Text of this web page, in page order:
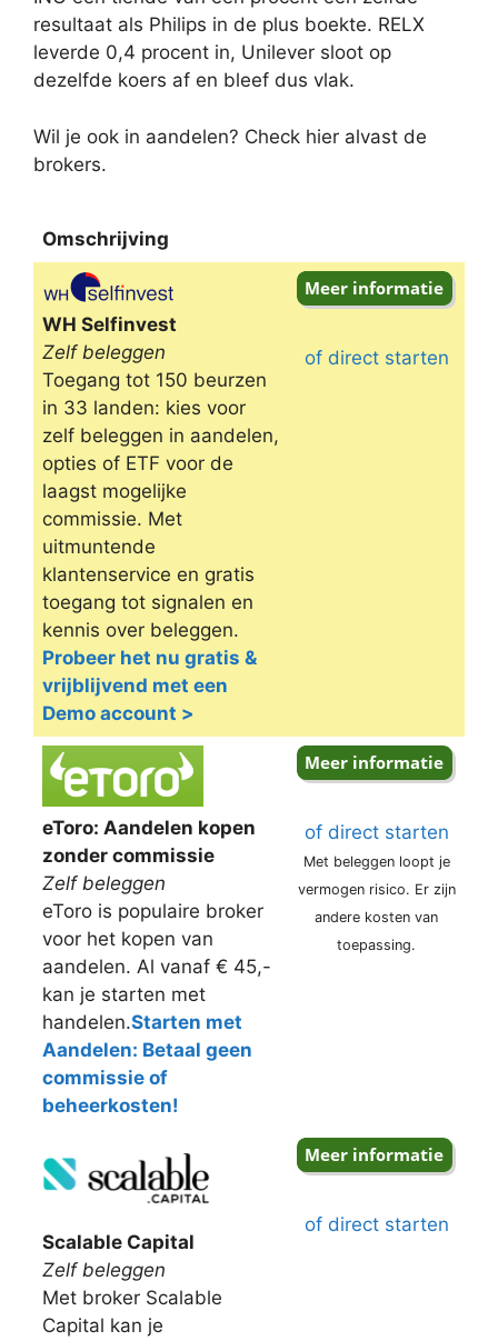
resultaat als Philips in de plus boekte. RELX
leverde 0,4 procent in, Unilever sloot op
dezelfde koers af en bleef dus vlak.
Wil je ook in aandelen? Check hier alvast de
brokers.
Omschrijving
Omschrijving
WH Selfinvest
Zelf beleggen
Toegang tot 150 beurzen
in 33 landen: kies voor
zelf beleggen in aandelen,
opties of ETF voor de
laagst mogelijke
commissie. Met
uitmuntende
klantenservice en gratis
toegang tot signalen en
kennis over beleggen.
Probeer het nu gratis &
vrijblijvend met een
Demo account >
of direct starten
eToro: Aandelen kopen
zonder commissie
Zelf beleggen
eToro is populaire broker
voor het kopen van
aandelen. Al vanaf € 45,-
kan je starten met
handelen.Starten met
Aandelen: Betaal geen
commissie of
beheerkosten!
of direct starten
Met beleggen loopt je
vermogen risico. Er zijn
andere kosten van
toepassing.
Scalable Capital
Zelf beleggen
Met broker Scalable
Capital kan je
of direct starten